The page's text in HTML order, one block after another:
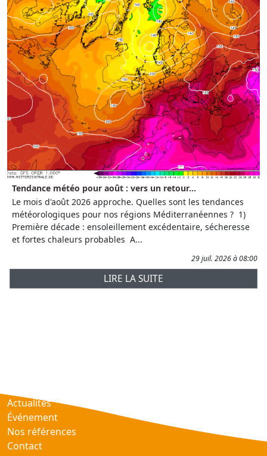
Tendance météo pour août : vers un retour...
Le mois d'août 2026 approche. Quelles sont les tendances
météorologiques pour nos régions Méditerranéennes ? 1)
Première décade : ensoleillement excédentaire, sécheresse
et fortes chaleurs probables A...
29 juil. 2026 à 08:00
LIRE LA SUITE
Actualités
Événement
Nos références
Contact